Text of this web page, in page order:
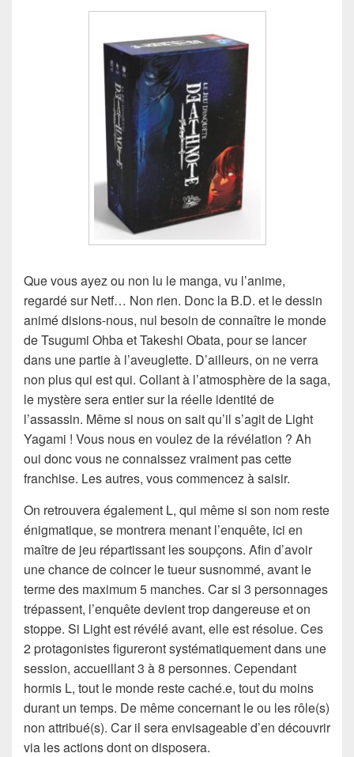
Que vous ayez ou non lu le manga, vu l’anime,
regardé sur Netf… Non rien. Donc la B.D. et le dessin
animé disions-nous, nul besoin de connaître le monde
de Tsugumi Ohba et Takeshi Obata, pour se lancer
dans une partie à l’aveuglette. D’ailleurs, on ne verra
non plus qui est qui. Collant à l’atmosphère de la saga,
le mystère sera entier sur la réelle identité de
l’assassin. Même si nous on sait qu’il s’agit de Light
Yagami ! Vous nous en voulez de la révélation ? Ah
oui donc vous ne connaissez vraiment pas cette
franchise. Les autres, vous commencez à saisir.
On retrouvera également L, qui même si son nom reste
énigmatique, se montrera menant l’enquête, ici en
maître de jeu répartissant les soupçons. Afin d’avoir
une chance de coincer le tueur susnommé, avant le
terme des maximum 5 manches. Car si 3 personnages
trépassent, l’enquête devient trop dangereuse et on
stoppe. Si Light est révélé avant, elle est résolue. Ces
2 protagonistes figureront systématiquement dans une
session, accueillant 3 à 8 personnes. Cependant
hormis L, tout le monde reste caché.e, tout du moins
durant un temps. De même concernant le ou les rôle(s)
non attribué(s). Car il sera envisageable d’en découvrir
via les actions dont on disposera.